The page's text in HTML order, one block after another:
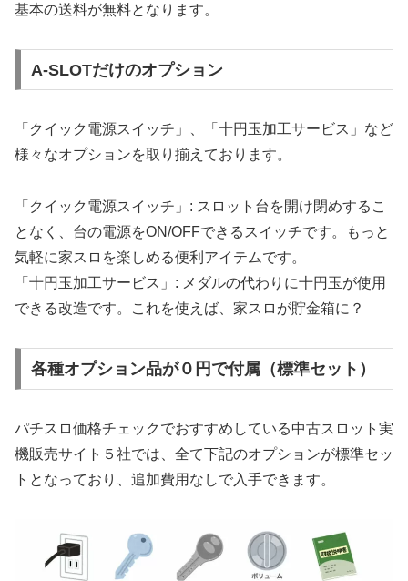
基本の送料が無料となります。
A-SLOTだけのオプション
「クイック電源スイッチ」、「十円玉加工サービス」など
様々なオプションを取り揃えております。
「クイック電源スイッチ」: スロット台を開け閉めするこ
となく、台の電源をON/OFFできるスイッチです。もっと
気軽に家スロを楽しめる便利アイテムです。
「十円玉加工サービス」: メダルの代わりに十円玉が使用
できる改造です。これを使えば、家スロが貯金箱に？
各種オプション品が０円で付属（標準セット）
パチスロ価格チェックでおすすめしている中古スロット実
機販売サイト５社では、全て下記のオプションが標準セッ
トとなっており、追加費用なしで入手できます。